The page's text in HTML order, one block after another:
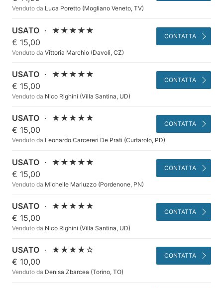
Venduto da Luca Poretto (Mogliano Veneto, TV)
USATO ·
★★★★★
€ 15,00
Venduto da Vittoria Marchio (Davoli, CZ)
CONTATTA
USATO ·
★★★★★
€ 15,00
Venduto da Nico Righini (Villa Santina, UD)
CONTATTA
USATO ·
★★★★★
€ 15,00
Venduto da Leonardo Carcereri De Prati (Curtarolo, PD)
CONTATTA
USATO ·
★★★★★
€ 15,00
Venduto da Michelle Mariuzzo (Pordenone, PN)
CONTATTA
USATO ·
★★★★★
€ 15,00
Venduto da Nico Righini (Villa Santina, UD)
CONTATTA
USATO ·
★★★★☆
€ 10,00
Venduto da Denisa Zbarcea (Torino, TO)
CONTATTA